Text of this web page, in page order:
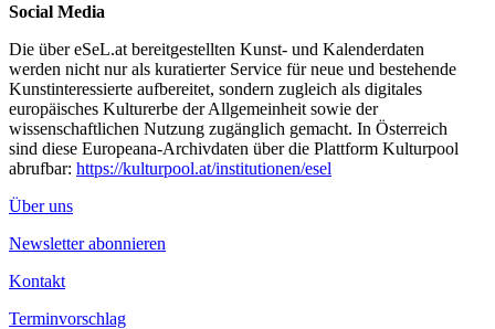
Social Media
Die über eSeL.at bereitgestellten Kunst- und Kalenderdaten
werden nicht nur als kuratierter Service für neue und bestehende
Kunstinteressierte aufbereitet, sondern zugleich als digitales
europäisches Kulturerbe der Allgemeinheit sowie der
wissenschaftlichen Nutzung zugänglich gemacht. In Österreich
sind diese Europeana-Archivdaten über die Plattform Kulturpool
abrufbar: https://kulturpool.at/institutionen/esel
Über uns
Newsletter abonnieren
Kontakt
Terminvorschlag